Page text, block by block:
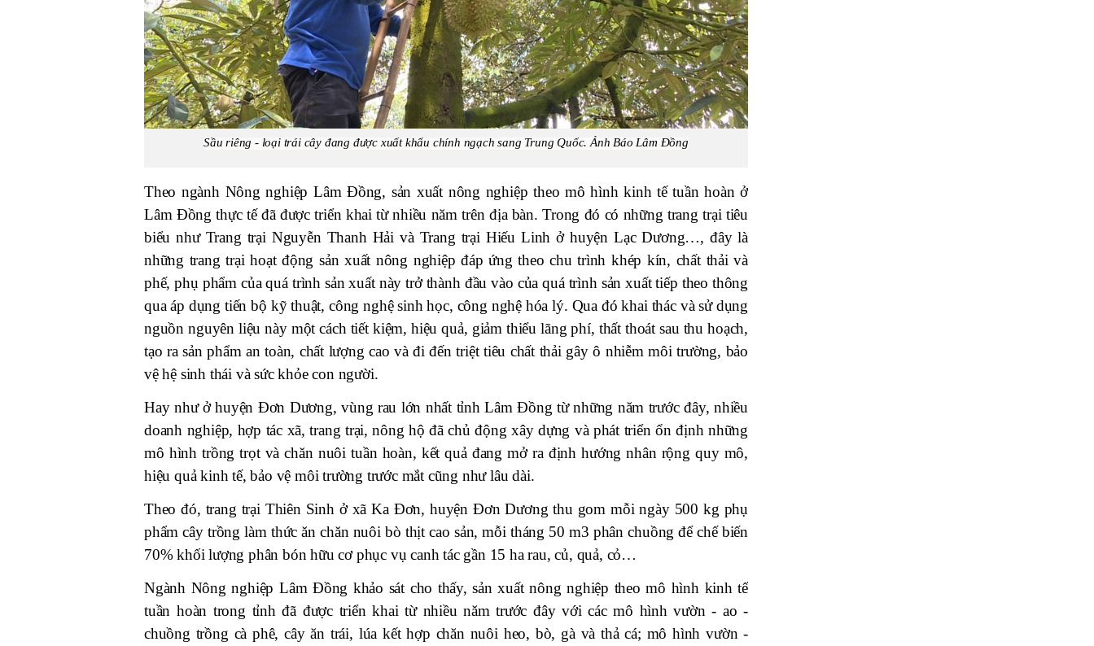
Sầu riêng - loại trái cây đang được xuất khẩu chính ngạch sang Trung Quốc. Ảnh Báo Lâm Đồng
Theo ngành Nông nghiệp Lâm Đồng, sản xuất nông nghiệp theo mô hình kinh tế tuần hoàn ở
Lâm Đồng thực tế đã được triển khai từ nhiều năm trên địa bàn. Trong đó có những trang trại tiêu
biểu như Trang trại Nguyễn Thanh Hải và Trang trại Hiếu Linh ở huyện Lạc Dương…, đây là
những trang trại hoạt động sản xuất nông nghiệp đáp ứng theo chu trình khép kín, chất thải và
phế, phụ phẩm của quá trình sản xuất này trở thành đầu vào của quá trình sản xuất tiếp theo thông
qua áp dụng tiến bộ kỹ thuật, công nghệ sinh học, công nghệ hóa lý. Qua đó khai thác và sử dụng
nguồn nguyên liệu này một cách tiết kiệm, hiệu quả, giảm thiểu lãng phí, thất thoát sau thu hoạch,
tạo ra sản phẩm an toàn, chất lượng cao và đi đến triệt tiêu chất thải gây ô nhiễm môi trường, bảo
vệ hệ sinh thái và sức khỏe con người.
Hay như ở huyện Đơn Dương, vùng rau lớn nhất tỉnh Lâm Đồng từ những năm trước đây, nhiều
doanh nghiệp, hợp tác xã, trang trại, nông hộ đã chủ động xây dựng và phát triển ổn định những
mô hình trồng trọt và chăn nuôi tuần hoàn, kết quả đang mở ra định hướng nhân rộng quy mô,
hiệu quả kinh tế, bảo vệ môi trường trước mắt cũng như lâu dài.
Theo đó, trang trại Thiên Sinh ở xã Ka Đơn, huyện Đơn Dương thu gom mỗi ngày 500 kg phụ
phẩm cây trồng làm thức ăn chăn nuôi bò thịt cao sản, mỗi tháng 50 m3 phân chuồng để chế biến
70% khối lượng phân bón hữu cơ phục vụ canh tác gần 15 ha rau, củ, quả, cỏ…
Ngành Nông nghiệp Lâm Đồng khảo sát cho thấy, sản xuất nông nghiệp theo mô hình kinh tế
tuần hoàn trong tỉnh đã được triển khai từ nhiều năm trước đây với các mô hình vườn - ao -
chuồng trồng cà phê, cây ăn trái, lúa kết hợp chăn nuôi heo, bò, gà và thả cá; mô hình vườn -